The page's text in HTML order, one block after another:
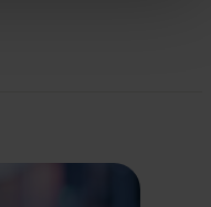
cita